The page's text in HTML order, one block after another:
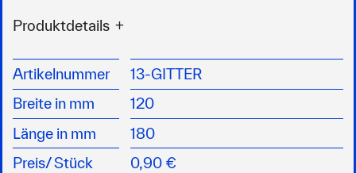
Produktdetails
gleichmäßiges Finish
Ideal für maritime Anstriche, Antifouling und
Deck- oder Rumpflacke
Leicht, langlebig und einfach zu handhaben für
jedes Malerprojekt
Kunststoff
Artikelnummer
13-GITTER
Breite in mm
120
Länge in mm
180
Preis/Stück 0,90 €